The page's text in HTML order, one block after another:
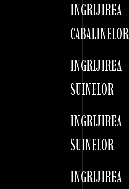
INGRIJIREA
CABALINELOR
INGRIJIREA
SUINELOR
INGRIJIREA
SUINELOR
INGRIJIREA